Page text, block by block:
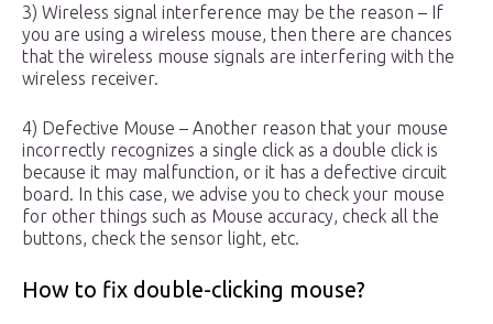
3) Wireless signal interference may be the reason – If
you are using a wireless mouse, then there are chances
that the wireless mouse signals are interfering with the
wireless receiver.
4) Defective Mouse – Another reason that your mouse
incorrectly recognizes a single click as a double click is
because it may malfunction, or it has a defective circuit
board. In this case, we advise you to check your mouse
for other things such as Mouse accuracy, check all the
buttons, check the sensor light, etc.
How to fix double-clicking mouse?